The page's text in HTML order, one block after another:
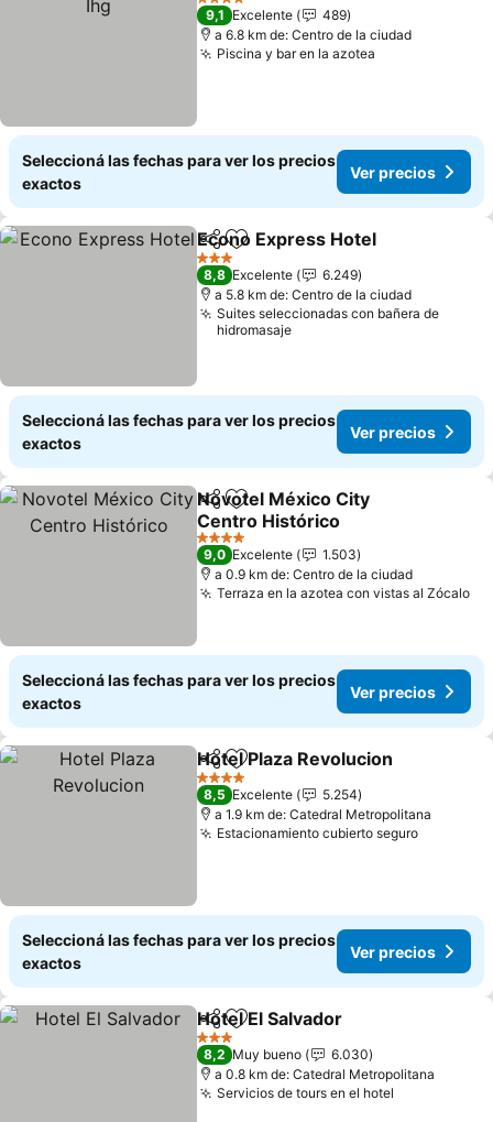
4 Estrellas
9,1 Excelente
489
a 6.8 km de: Centro de la ciudad
Piscina y bar en la azotea
Seleccioná las fechas para ver los precios
exactos
Ver precios
CompartirAñadir a favoritos
Econo Express Hotel
3 Estrellas
8,8 Excelente
6.249
a 5.8 km de: Centro de la ciudad
Suites seleccionadas con bañera de
hidromasaje
Seleccioná las fechas para ver los precios
exactos
Ver precios
CompartirAñadir a favoritos
Novotel México City
Centro Histórico
4 Estrellas
9,0 Excelente
1.503
a 0.9 km de: Centro de la ciudad
Terraza en la azotea con vistas al Zócalo
Seleccioná las fechas para ver los precios
exactos
Ver precios
CompartirAñadir a favoritos
Hotel Plaza Revolucion
4 Estrellas
8,5 Excelente
5.254
a 1.9 km de: Catedral Metropolitana
Estacionamiento cubierto seguro
Seleccioná las fechas para ver los precios
exactos
Ver precios
CompartirAñadir a favoritos
Hotel El Salvador
3 Estrellas
8,2 Muy bueno
6.030
a 0.8 km de: Catedral Metropolitana
Servicios de tours en el hotel